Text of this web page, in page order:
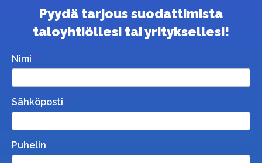
Pyydä tarjous suodattimista
taloyhtiöllesi tai yrityksellesi!
Nimi
Sähköposti
Puhelin